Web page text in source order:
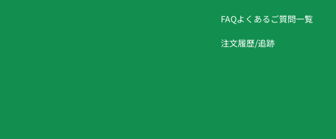
FAQよくあるご質問一覧
注文履歷/追跡